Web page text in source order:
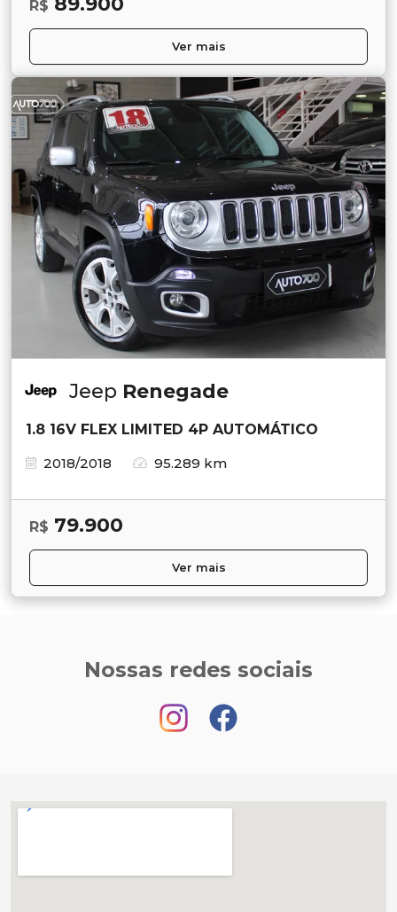
R$
Ver mais
Jeep Renegade
1.8 16V FLEX LIMITED 4P AUTOMÁTICO
2018/2018
95.289 km
R$ 79.900
Ver mais
Nossas redes sociais